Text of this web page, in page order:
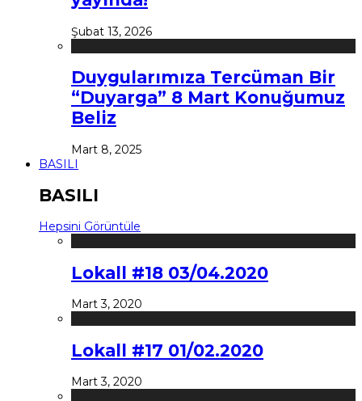
Şubat 13, 2026
Duygularımıza Tercüman Bir
“Duyarga” 8 Mart Konuğumuz
Beliz
Mart 8, 2025
BASILI
BASILI
Hepsini Görüntüle
Lokall #18 03/04.2020
Mart 3, 2020
Lokall #17 01/02.2020
Mart 3, 2020